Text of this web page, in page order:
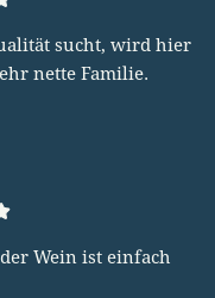
sucht, wird hier
nette Familie.
Wein ist einfach